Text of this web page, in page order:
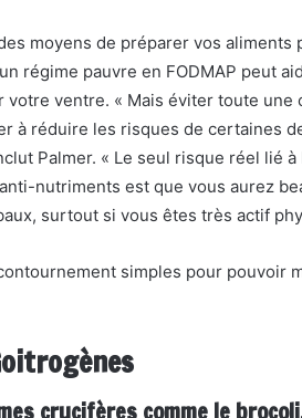
moyens de préparer vos
régime pauvre en FODMAP peut
ventre. « Mais éviter toute une
à réduire les risques de certaines
Palmer. « Le seul risque réel lié
nutriments est que vous aurez
surtout si vous êtes très actif
simples pour pouvoir